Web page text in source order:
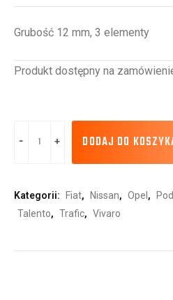
Grubość 12 mm, 3 elementy
Produkt dostępny na
DODAJ DO
Kategorii: Fiat, Nissan, Opel ,
Talento, Trafic, Vivaro